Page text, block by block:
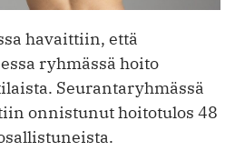
havaittiin, että
ryhmässä hoito
Seurantaryhmässä
onnistunut hoitotulos 48